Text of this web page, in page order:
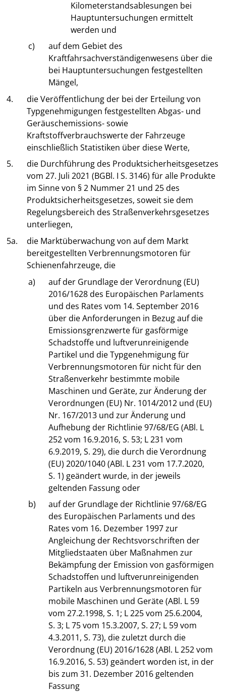
Kilometerstandsablesungen bei
Hauptuntersuchungen ermittelt
werden und
c)
auf dem Gebiet des
Kraftfahrsachverständigenwesens über die
bei Hauptuntersuchungen festgestellten
Mängel,
4.
die Veröffentlichung der bei der Erteilung von
Typgenehmigungen festgestellten Abgas- und
Geräuschemissions- sowie
Kraftstoffverbrauchswerte der Fahrzeuge
einschließlich Statistiken über diese Werte,
5.
die Durchführung des Produktsicherheitsgesetzes
vom 27. Juli 2021 (BGBl. I S. 3146) für alle Produkte
im Sinne von § 2 Nummer 21 und 25 des
Produktsicherheitsgesetzes, soweit sie dem
Regelungsbereich des Straßenverkehrsgesetzes
unterliegen,
5a.
die Marktüberwachung von auf dem Markt
bereitgestellten Verbrennungsmotoren für
Schienenfahrzeuge, die
a)
auf der Grundlage der Verordnung (EU)
2016/1628 des Europäischen Parlaments
und des Rates vom 14. September 2016
über die Anforderungen in Bezug auf die
Emissionsgrenzwerte für gasförmige
Schadstoffe und luftverunreinigende
Partikel und die Typgenehmigung für
Verbrennungsmotoren für nicht für den
Straßenverkehr bestimmte mobile
Maschinen und Geräte, zur Änderung der
Verordnungen (EU) Nr. 1014/2012 und (EU)
Nr. 167/2013 und zur Änderung und
Aufhebung der Richtlinie 97/68/EG (ABl. L
252 vom 16.9.2016, S. 53; L 231 vom
6.9.2019, S. 29), die durch die Verordnung
(EU) 2020/1040 (ABl. L 231 vom 17.7.2020,
S. 1) geändert wurde, in der jeweils
geltenden Fassung oder
b)
auf der Grundlage der Richtlinie 97/68/EG
des Europäischen Parlaments und des
Rates vom 16. Dezember 1997 zur
Angleichung der Rechtsvorschriften der
Mitgliedstaaten über Maßnahmen zur
Bekämpfung der Emission von gasförmigen
Schadstoffen und luftverunreinigenden
Partikeln aus Verbrennungsmotoren für
mobile Maschinen und Geräte (ABl. L 59
vom 27.2.1998, S. 1; L 225 vom 25.6.2004,
S. 3; L 75 vom 15.3.2007, S. 27; L 59 vom
4.3.2011, S. 73), die zuletzt durch die
Verordnung (EU) 2016/1628 (ABl. L 252 vom
16.9.2016, S. 53) geändert worden ist, in der
bis zum 31. Dezember 2016 geltenden
Fassung